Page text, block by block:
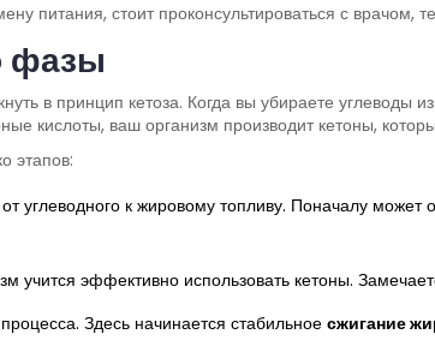
питания, стоит проконсультироваться с врачом,
фазы
в принцип кетоза. Когда вы убираете углеводы
кислоты, ваш организм производит кетоны,
этапов:
углеводного к жировому топливу. Поначалу может
учится эффективно использовать кетоны.
Здесь начинается стабильное сжигание